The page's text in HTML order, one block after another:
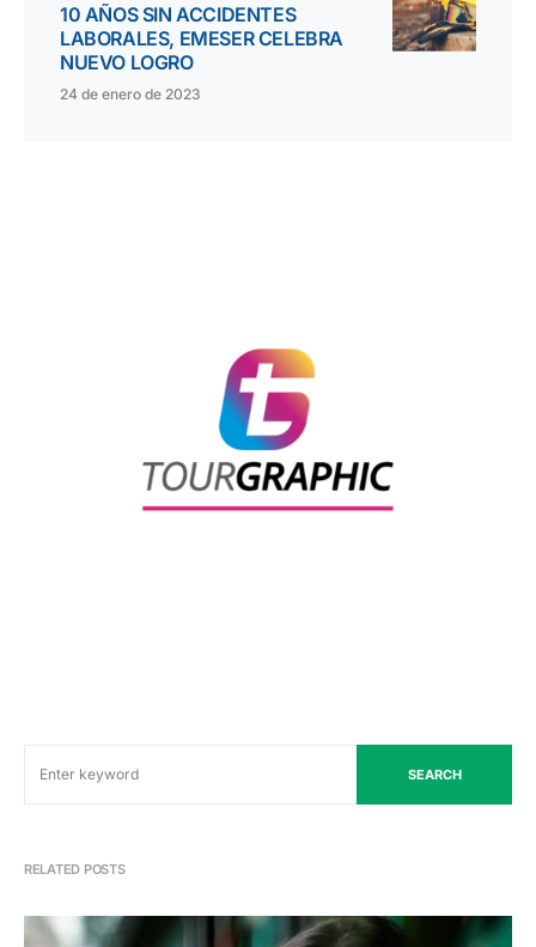
10 AÑOS SIN ACCIDENTES
LABORALES, EMESER CELEBRA
NUEVO LOGRO
24 de enero de 2023
SEARCH
RELATED POSTS